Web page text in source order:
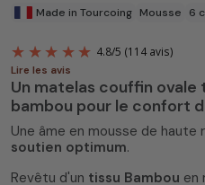
Made in Tourcoing Mousse 6
Lire les avis
Un matelas couffin
bambou pour le confort
Une âme en mousse de haute
soutien optimum.
Revêtu d'un tissu Bambou en